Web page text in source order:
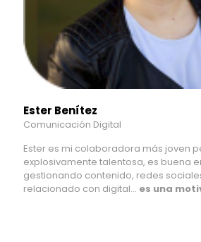
Ester Benítez
Comunicación Digital
Ester es mi colaboradora más joven
explosivamente talentosa, es buena
gestionando contenido, redes
relacionado con digital... es una